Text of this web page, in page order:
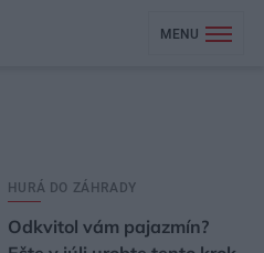
MENU
HURÁ DO ZÁHRADY
Odkvitol vám pajazmín?